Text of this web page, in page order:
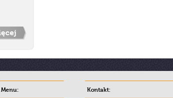
Menu: Kontakt: